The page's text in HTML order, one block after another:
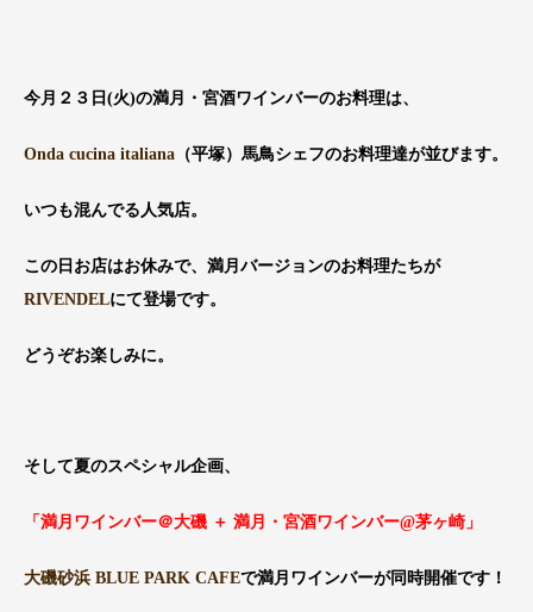
今月２３日(火)の満月・宮酒ワインバーのお料理は、
Onda cucina italiana （平塚）馬鳥シェフのお料理達が並びます。
いつも混んでる人気店。
この日お店はお休みで、満月バージョンのお料理たちが
RIVENDELにて登場です。
どうぞお楽しみに。
そして夏のスペシャル企画、
「満月ワインバー＠大磯 ＋ 満月・宮酒ワインバー@茅ヶ崎」
大磯砂浜 BLUE PARK CAFEで満月ワインバーが同時開催です！